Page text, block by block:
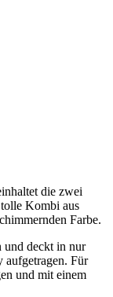
die zwei
Kombi aus
Farbe.
und deckt in nur
aufgetragen. Für
und mit einem